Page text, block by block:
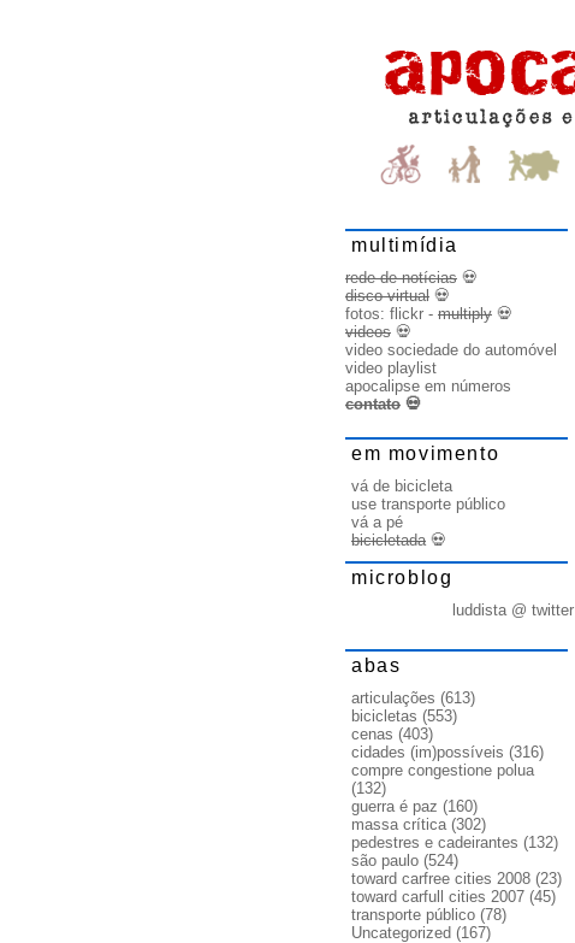
multimídia
rede de notícias 💀
disco virtual 💀
fotos: flickr - multiply 💀
videos 💀
video sociedade do automóvel
video playlist
apocalipse em números
contato 💀
em movimento
vá de bicicleta
use transporte público
vá a pé
bicicletada💀
microblog
luddista @ twitter
abas
articulações (613)
bicicletas (553)
cenas (403)
cidades (im)possíveis (316)
compre congestione polua
(132)
guerra é paz (160)
massa crítica(302)
pedestres e cadeirantes (132)
são paulo (524)
toward carfree cities 2008 (23)
toward carfull cities 2007 (45)
transporte público (78)
Uncategorized (167)